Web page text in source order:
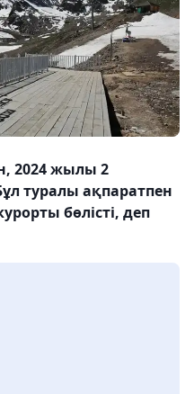
2024 жылы 2
туралы ақпаратпен
бөлісті, деп